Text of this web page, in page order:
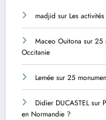
madjid sur Les
Maceo Ouitona sur 25
Occitanie
Lemée sur 25
Didier DUCASTELsur
en Normandie ?